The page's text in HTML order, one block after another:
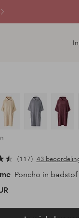
117 43
Poncho in badstof